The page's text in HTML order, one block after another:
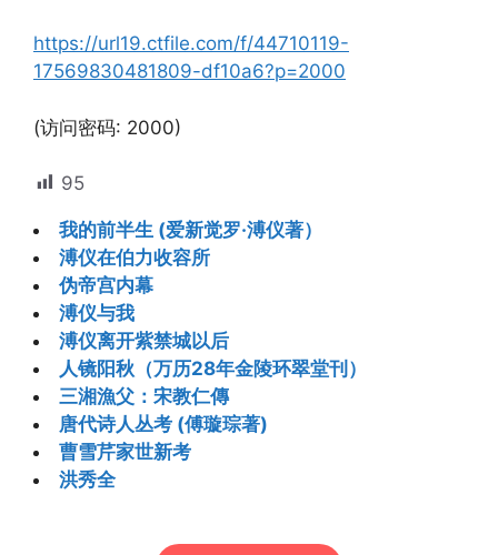
https://url19.ctfile.com/f/44710119-
17569830481809-df10a6?p=2000
(访问密码: 2000)
95
我的前半生 (爱新觉罗·溥仪著）
溥仪在伯力收容所
伪帝宫内幕
溥仪与我
溥仪离开紫禁城以后
人镜阳秋（万历28年金陵环翠堂刊）
三湘漁父：宋教仁傳
唐代诗人丛考 (傅璇琮著)
曹雪芹家世新考
洪秀全